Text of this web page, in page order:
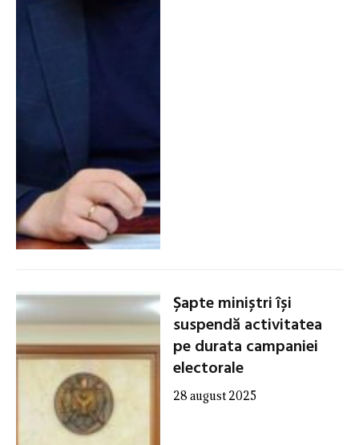
Șapte miniștri își
suspendă activitatea
pe durata campaniei
electorale
28 august 2025